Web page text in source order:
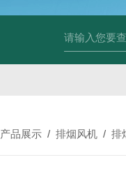
储能箱风机 储能柜专
产品展示 /排烟风机 /排